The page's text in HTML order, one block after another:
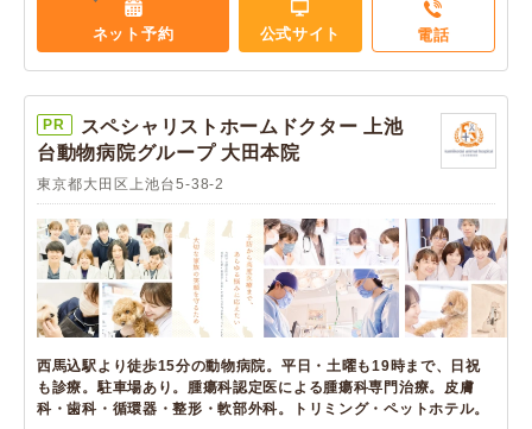
ネット予約 公式サイト 電話
PR
スペシャリストホームドクター 上池
台動物病院グループ 大田本院
東京都大田区上池台5-38-2
西馬込駅より徒歩15分の動物病院。平日・土曜も19時まで、日祝
も診療。駐車場あり。腫瘍科認定医による腫瘍科専門治療。皮膚
科・歯科・循環器・整形・軟部外科。トリミング・ペットホテル。